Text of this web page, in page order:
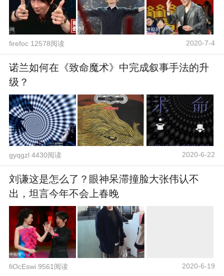
firefoc 12578阅读 2020-7-4
诺兰如何在《致命魔术》中完成叙事手法的升
级？
gyqgzl 4430阅读 2020-6-22
刘谦这是怎么了？眼神呆滞撞脸大张伟认不
出，坦言今年不会上春晚
fiOcEswi 9561阅读 2020-6-19